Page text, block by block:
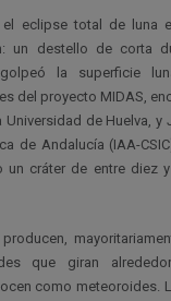
el eclipse total de luna
un destello de corta
la superficie
del proyecto MIDAS,
de Huelva, y
de Andalucía (IAA-
un cráter de entre diez
que giran
como meteoroides.